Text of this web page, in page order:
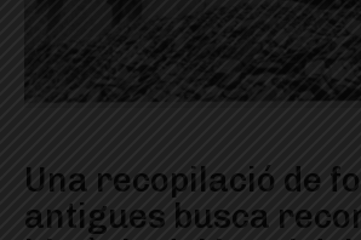
Una recopilació de
antigues busca